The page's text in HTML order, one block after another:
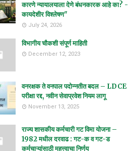
कारणे न्यायालयाला देणे बंधनकारक आहे का? -
कायदेशीर विश्लेषण"
July 24, 2026
विभागीय चौकशी संपूर्ण माहिती
December 12, 2023
वनरक्षक ते वनपाल पदोन्नतीत बदल – LDCE
परीक्षा रद्द, नवीन सेवाप्रवेश नियम लागू
November 13, 2025
राज्य शासकीय कर्मचारी गट विमा योजना –
1982 मधील दरवाढ : गट-क व गट-ड
कर्मचाऱ्यांसाठी महत्त्वाचा निर्णय